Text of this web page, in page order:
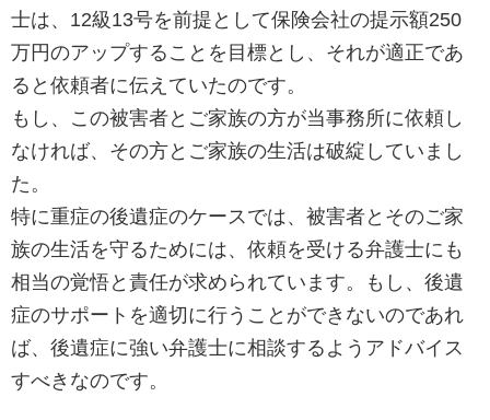
士は、12級13号を前提として保険会社の提示額250
万円のアップすることを目標とし、それが適正であ
ると依頼者に伝えていたのです。
もし、この被害者とご家族の方が当事務所に依頼し
なければ、その方とご家族の生活は破綻していまし
た。
特に重症の後遺症のケースでは、被害者とそのご家
族の生活を守るためには、依頼を受ける弁護士にも
相当の覚悟と責任が求められています。もし、後遺
症のサポートを適切に行うことができないのであれ
ば、後遺症に強い弁護士に相談するようアドバイス
すべきなのです。